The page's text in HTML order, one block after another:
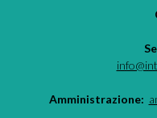
Amministrazione: